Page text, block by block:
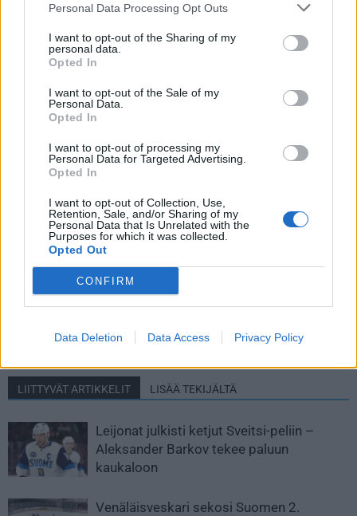
Personal Data Processing Opt Outs
I want to opt-out of the Sharing of my
personal data.
Opted In
I want to opt-out of the Sale of my
Personal Data.
Opted In
I want to opt-out of processing my
Personal Data for Targeted Advertising.
Opted In
I want to opt-out of Collection, Use,
Retention, Sale, and/or Sharing of my
Personal Data that Is Unrelated with the
Purposes for which it was collected.
Opted Out
CONFIRM
Data Deletion Data Access Privacy Policy
Jos video ei näy laitteellasi voit katsoa sen suoraan
Youtubesta.
Nuoret Leijonat taistelee
lohkovoitosta – näillä ketjuilla
LIITTYVÄT ARTIKKELIT LISÄÄ TEKIJÄLTÄ
Leijonat julkisti ketjut Sveitsi-peliin –
Aleksander Barkov tekee paluun
kaukaloon
Venäläisveskari sekosi Suomen 2.